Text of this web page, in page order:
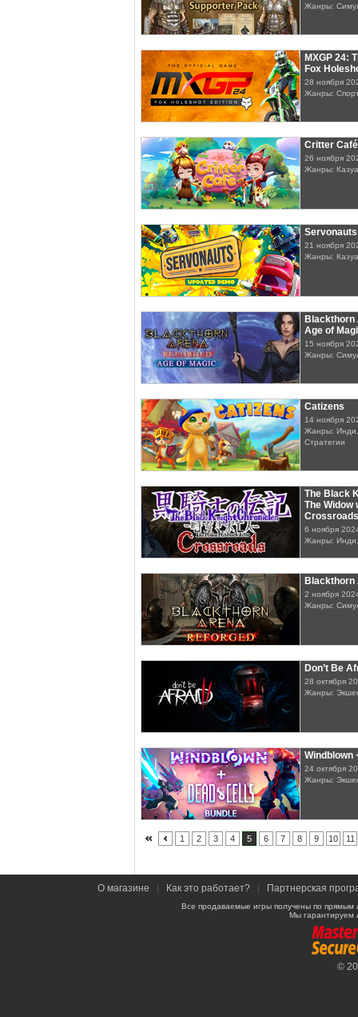
Жанры:
MXGP 24:
Fox
28 ноября
Жанры:
Critter Café
26 ноября
Жанры:
Servonauts
21 ноября
Жанры:
Blackthorn
Age of
15 ноября
Жанры:
Catizens
14 ноября
Жанры:
Стратегии
The Black
The Widow
Crossroads
6 ноября
Жанры:
Blackthorn
2 ноября
Жанры:
Don’t Be
28 октября
Жанры:
Windblown
24 октября
Жанры:
1 2 3 4 5 6 7 8 9 10 11
О магазине Как это работает? Партнерская
Все продаваемые игры получены по
Мы гарантируем
©